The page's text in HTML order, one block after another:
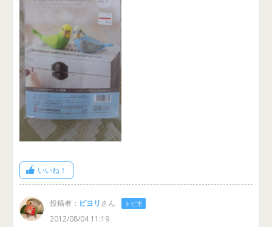
いいね！
投稿者： ピヨリさん トピ主
2012/08/04 11:19